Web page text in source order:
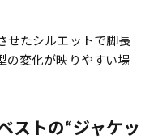
せたシルエットで脚長
の変化が映りやすい場
ストの“ジャケッ